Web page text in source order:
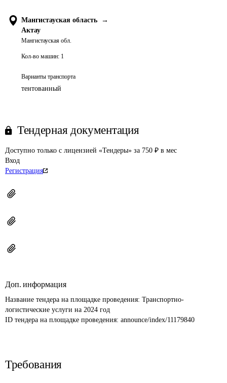
Мангистауская область
→
Актау
Мангистауская обл.
Кол-во машин: 1
Варианты транспорта
тентованный
Тендерная документация
Доступно только с лицензией «Тендеры» за 750 ₽ в мес
Вход
Регистрация
Доп. информация
Название тендера на площадке проведения: Транспортно-
логистические услуги на 2024 год
ID тендера на площадке проведения: announce/index/11179840
Требования